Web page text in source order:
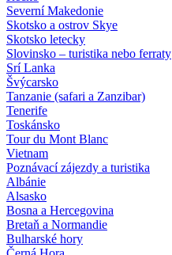
Severní Makedonie
Skotsko a ostrov Skye
Skotsko letecky
Slovinsko – turistika nebo ferraty
Srí Lanka
Švýcarsko
Tanzanie (safari a Zanzibar)
Tenerife
Toskánsko
Tour du Mont Blanc
Vietnam
Poznávací zájezdy a turistika
Albánie
Alsasko
Bosna a Hercegovina
Bretaň a Normandie
Bulharské hory